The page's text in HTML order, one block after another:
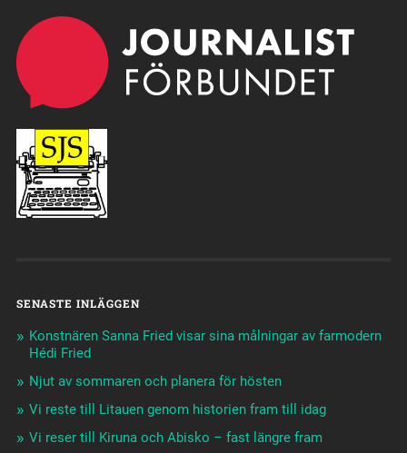
SENASTE INLÄGGEN
Konstnären Sanna Fried visar sina målningar av farmodern
Hédi Fried
Njut av sommaren och planera för hösten
Vi reste till Litauen genom historien fram till idag
Vi reser till Kiruna och Abisko – fast längre fram